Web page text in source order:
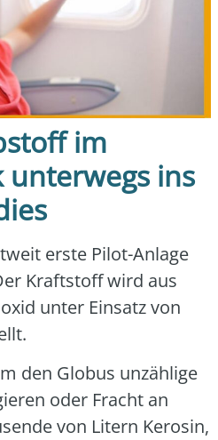
im
unterwegs ins
ers­te Pilot-Anla­ge
Kraft­stoff wird aus
unter Ein­satz von
den Glo­bus unzäh­li­ge
oder Fracht an
von Litern Kero­sin,